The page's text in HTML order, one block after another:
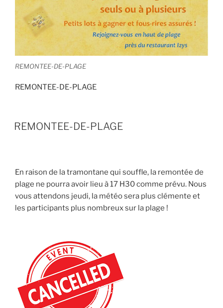
REMONTEE-DE-PLAGE
REMONTEE-DE-PLAGE
REMONTEE-DE-PLAGE
En raison de la tramontane qui souffle, la remontée de
plage ne pourra avoir lieu à 17 H30 comme prévu. Nous
vous attendons jeudi, la météo sera plus clémente et
les participants plus nombreux sur la plage !